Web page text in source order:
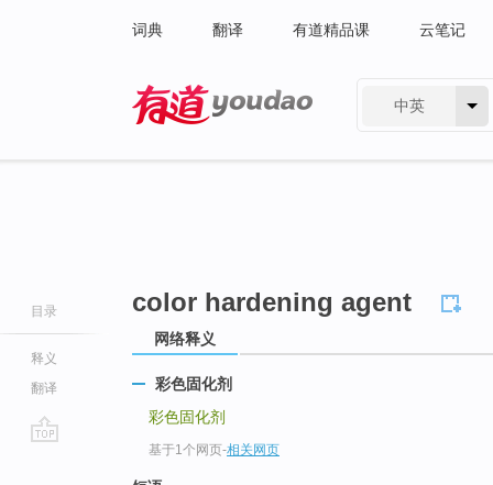
词典 翻译 有道精品课 云笔记
中英
目录
释义
翻译
color hardening agent
网络释义
彩色固化剂
彩色固化剂
基于1个网页-相关网页